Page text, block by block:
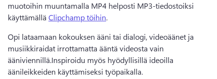
muotoihin muuntamalla MP4 helposti MP3-tiedostoiksi
käyttämällä Clipchamp töihin.
Opi lataamaan kokouksen ääni tai dialogi, videoäänet ja
musiikkiraidat irrottamatta ääntä videosta vain
ääniviennillä.Inspiroidu myös hyödyllisillä ideoilla
äänileikkeiden käyttämiseksi työpaikalla.